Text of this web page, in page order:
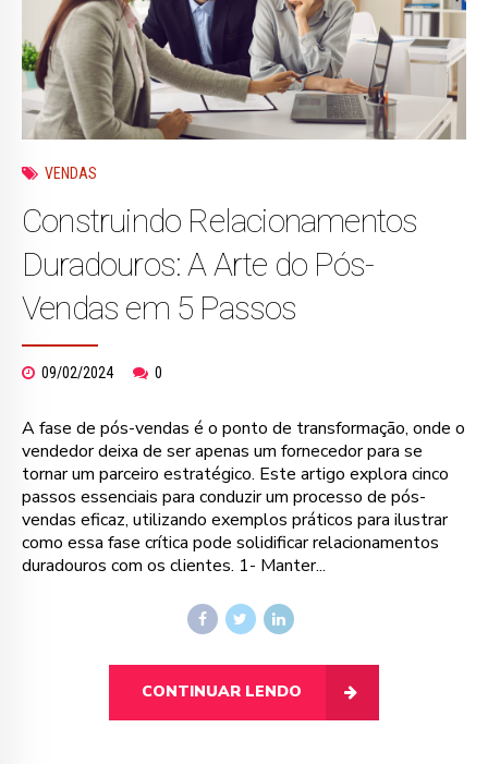
VENDAS
Construindo Relacionamentos
Duradouros: A Arte do Pós-
Vendas em 5 Passos
09/02/2024 0
A fase de pós-vendas é o ponto de transformação, onde o
vendedor deixa de ser apenas um fornecedor para se
tornar um parceiro estratégico. Este artigo explora cinco
passos essenciais para conduzir um processo de pós-
vendas eficaz, utilizando exemplos práticos para ilustrar
como essa fase crítica pode solidificar relacionamentos
duradouros com os clientes. 1- Manter...
CONTINUAR LENDO